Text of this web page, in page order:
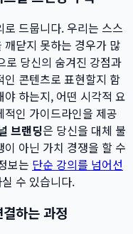
드뭅니다. 우리는 스스
닫지 못하는 경우가 많
로 당신의 숨겨진 강점과
콘텐츠로 표현할지 함
하는지, 어떤 시각적 요
인 가이드라인을 제공
브랜딩은 당신을 대체 불
아닌 가치 경쟁을 할 수
보는 단순 강의를 넘어선
수 있습니다.
하는 과정